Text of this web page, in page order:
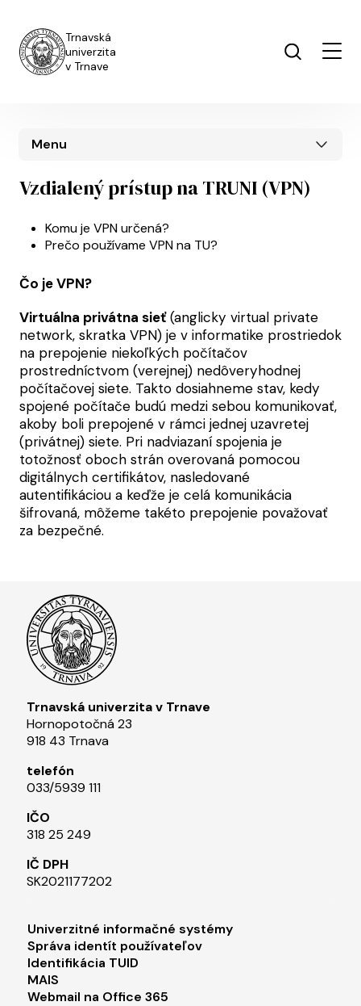
Trnavská
univerzita
v Trnave
Vzdialený prístup na TRUNI (VPN)
UIS menu
Komu je VPN určená?
Prečo používame VPN na TU?
Čo je VPN?
Virtuálna privátna sieť(anglicky virtual private
network, skratka VPN) je v informatike prostriedok
na prepojenie niekoľkých počítačov
prostredníctvom (verejnej) nedôveryhodnej
počítačovej siete. Takto dosiahneme stav, kedy
spojené počítače budú medzi sebou komunikovať,
akoby boli prepojené v rámci jednej uzavretej
(privátnej) siete. Pri nadviazaní spojenia je
totožnosť oboch strán overovaná pomocou
digitálnych certifikátov, nasledované
autentifikáciou a keďže je celá komunikácia
šifrovaná, môžeme takéto prepojenie považovať
za bezpečné.
Menu
Trnavská univerzita v Trnave
Hornopotočná 23
918 43 Trnava
telefón
033/5939 111​
IČO
318 25 249
IČ DPH
SK2021177202​
Footer menu 1
Univerzitné informačné systémy
Správa identít používateľov
Identifikácia TUID
MAIS
Webmail na Office 365